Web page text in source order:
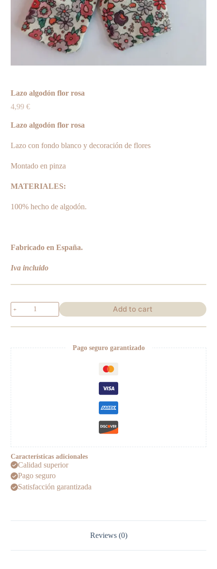
Lazo algodón flor rosa
4,99€
Lazo algodón flor rosa
Lazo con fondo blanco y decoración de flores
Montado en pinza
MATERIALES:
100% hecho de algodón.
Fabricado en España.
Iva incluido
Lazo
algodón
rosa
Add to cart
Pago seguro garantizado
Características adicionales
Calidad superior
Pago seguro
Satisfacción garantizada
Reviews (0)